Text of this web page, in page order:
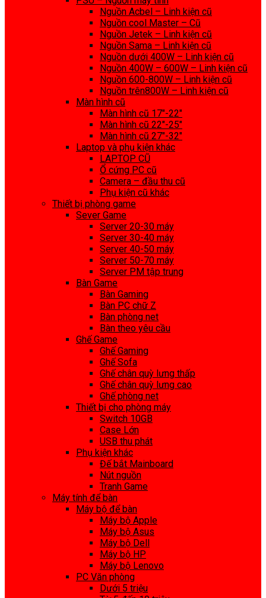
Nguồn Acbel – Linh kiện cũ
Nguồn cool Master – Cũ
Nguồn Jetek – Linh kiện cũ
Nguồn Sama – Linh kiện cũ
Nguồn dưới 400W – Linh kiện cũ
Nguồn 400W – 600W – Linh kiện cũ
Nguồn 600-800W – Linh kiện cũ
Nguồn trên800W – Linh kiện cũ
Màn hình cũ
Màn hình cũ 17″-22″
Màn hình cũ 22″-25″
Màn hình cũ 27″-32″
Laptop và phụ kiện khác
LAPTOP CŨ
Ổ cứng PC cũ
Camera – đầu thu cũ
Phụ kiện cũ khác
Thiết bị phòng game
Sever Game
Server 20-30 máy
Server 30-40 máy
Server 40-50 máy
Server 50-70 máy
Server PM tập trung
Bàn Game
Bàn Gaming
Bàn PC chữ Z
Bàn phòng net
Bàn theo yêu cầu
Ghế Game
Ghế Gaming
Ghế Sofa
Ghế chân quỳ lưng thấp
Ghế chân quỳ lưng cao
Ghế phòng net
Thiết bị cho phòng máy
Switch 10GB
Case Lớn
USB thu phát
Phụ kiện khác
Đế bắt Mainboard
Nút nguồn
Tranh Game
Máy tính để bàn
Máy bộ để bàn
Máy bộ Apple
Máy bộ Asus
Máy bộ Dell
Máy bộ HP
Máy bộ Lenovo
PC Văn phòng
Dưới 5 triệu